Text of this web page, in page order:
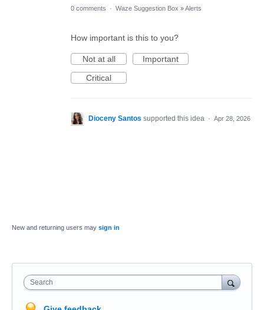
0 comments · Waze Suggestion Box »Alerts
How important is this to you?
Not at all
Important
Critical
Dioceny Santos supported this idea · Apr 28, 2026
New and returning users may sign in
Search